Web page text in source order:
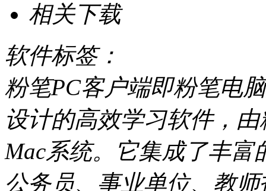
相关下载
软件标签：
粉笔PC客户端即粉笔电
设计的高效学习软件，
Mac系统。它集成了丰
公务员、事业单位、教